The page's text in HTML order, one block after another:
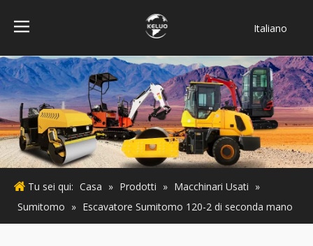
Italiano
Bahasa
indonesia
Türk dili
ไทย
Deutsch
Português
Español
Pусский
Tu sei qui: Casa » Prodotti » Macchinari Usati »
Sumitomo » Escavatore Sumitomo 120-2 di seconda mano